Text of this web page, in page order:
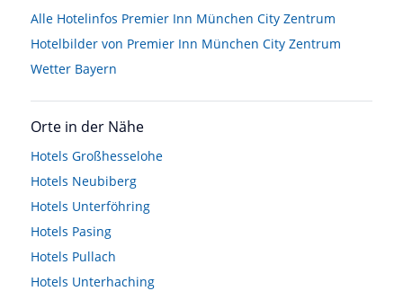
Alle Hotelinfos Premier Inn München City Zentrum
Hotelbilder von Premier Inn München City Zentrum
Wetter Bayern
Orte in der Nähe
Hotels Großhesselohe
Hotels Neubiberg
Hotels Unterföhring
Hotels Pasing
Hotels Pullach
Hotels Unterhaching